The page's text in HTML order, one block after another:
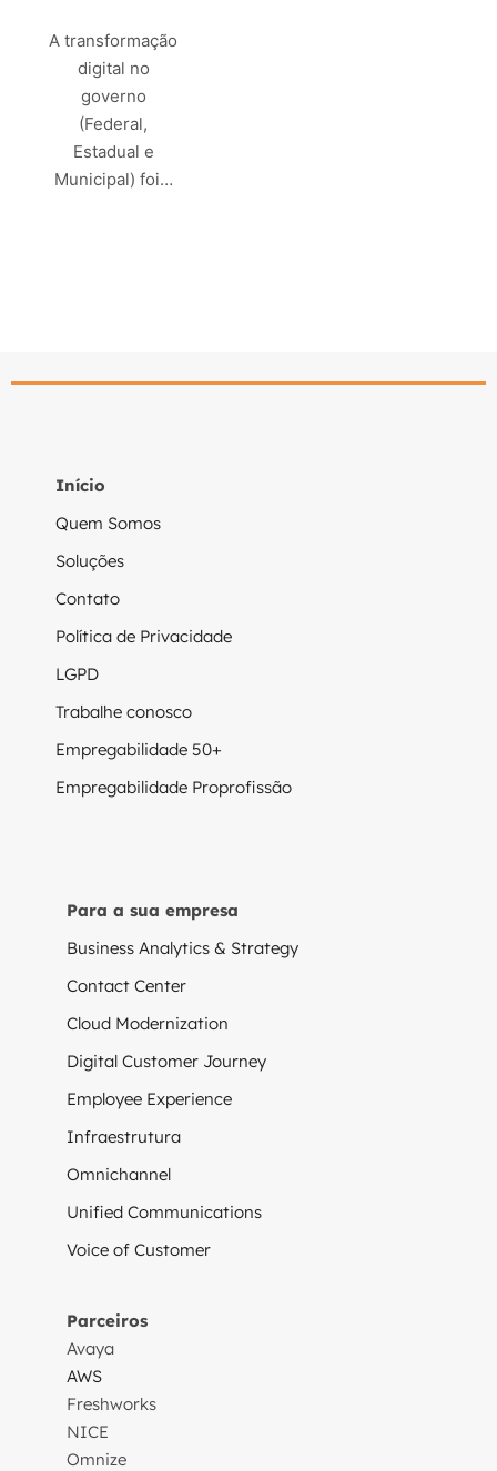
A transformação
digital no
governo
(Federal,
Estadual e
Municipal) foi…
Início
Quem Somos
Soluções
Contato
Política de Privacidade
LGPD
Trabalhe conosco
Empregabilidade 50+
Empregabilidade Proprofissão
Para a sua empresa
Business Analytics & Strategy
Contact Center
Cloud Modernization
Digital Customer Journey
Employee Experience
Infraestrutura
Omnichannel
Unified Communications
Voice of Customer
Parceiros
Avaya
AWS
Freshworks
NICE
Omnize